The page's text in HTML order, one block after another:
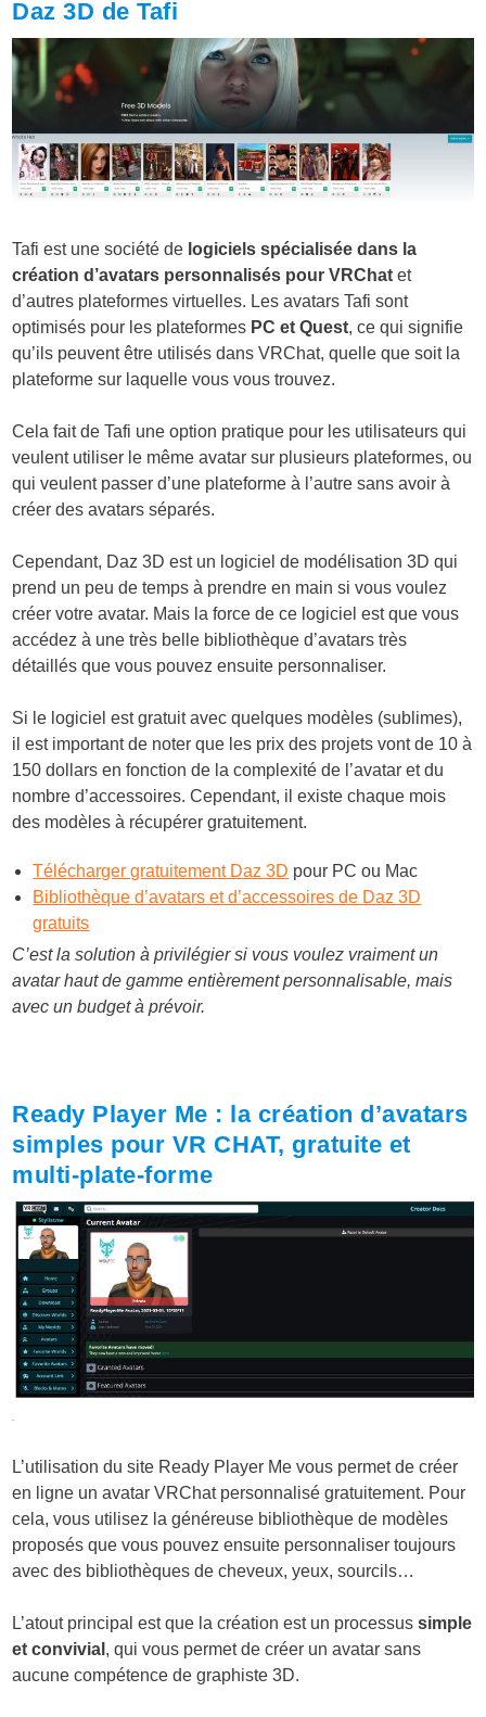
Daz 3D de Tafi
Tafi est une société de logiciels spécialisée dans la
création d’avatars personnalisés pour VRChat et
d’autres plateformes virtuelles. Les avatars Tafi sont
optimisés pour les plateformes PC et Quest, ce qui signifie
qu’ils peuvent être utilisés dans VRChat, quelle que soit la
plateforme sur laquelle vous vous trouvez.
Cela fait de Tafi une option pratique pour les utilisateurs qui
veulent utiliser le même avatar sur plusieurs plateformes, ou
qui veulent passer d’une plateforme à l’autre sans avoir à
créer des avatars séparés.
Cependant, Daz 3D est un logiciel de modélisation 3D qui
prend un peu de temps à prendre en main si vous voulez
créer votre avatar. Mais la force de ce logiciel est que vous
accédez à une très belle bibliothèque d’avatars très
détaillés que vous pouvez ensuite personnaliser.
Si le logiciel est gratuit avec quelques modèles (sublimes),
il est important de noter que les prix des projets vont de 10 à
150 dollars en fonction de la complexité de l’avatar et du
nombre d’accessoires. Cependant, il existe chaque mois
des modèles à récupérer gratuitement.
Télécharger gratuitement Daz 3D pour PC ou Mac
Bibliothèque d’avatars et d’accessoires de Daz 3D
gratuits
C’est la solution à privilégier si vous voulez vraiment un
avatar haut de gamme entièrement personnalisable, mais
avec un budget à prévoir.
Ready Player Me : la création d’avatars
simples pour VR CHAT, gratuite et
multi-plate-forme
L’utilisation du site Ready Player Me vous permet de créer
en ligne un avatar VRChat personnalisé gratuitement. Pour
cela, vous utilisez la généreuse bibliothèque de modèles
proposés que vous pouvez ensuite personnaliser toujours
avec des bibliothèques de cheveux, yeux, sourcils…
L’atout principal est que la création est un processussimple
et convivial , qui vous permet de créer un avatar sans
aucune compétence de graphiste 3D.